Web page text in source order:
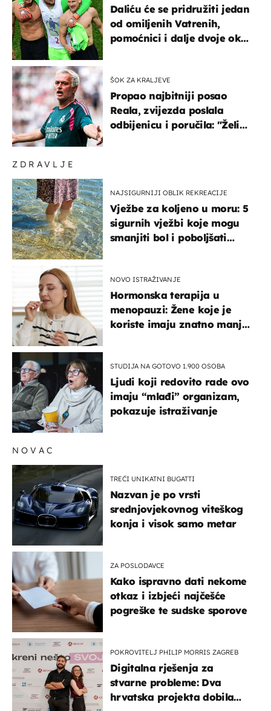
ZDRAVLJE
NAJSIGURNIJI OBLIK REKREACIJE
Vježbe za koljeno u moru: 5
sigurnih vježbi koje mogu
smanjiti bol i poboljšati
NOVO ISTRAŽIVANJE
Hormonska terapija u
menopauzi: Žene koje je
koriste imaju znatno manji
STUDIJA NA GOTOVO 1.900 OSOBA
Ljudi koji redovito rade ovo
imaju “mlađi” organizam,
pokazuje istraživanje
Daliću će se pridružiti jedan
od omiljenih Vatrenih,
pomoćnici i dalje dvoje oko
ŠOK ZA KRALJEVE
Propao najbitniji posao
Reala, zvijezda poslala
odbijenicu i poručila: "Želim
NOVAC
TREĆI UNIKATNI BUGATTI
Nazvan je po vrsti
srednjovjekovnog viteškog
konja i visok samo metar
ZA POSLODAVCE
Kako ispravno dati nekome
otkaz i izbjeći najčešće
pogreške te sudske sporove
POKROVITELJ PHILIP MORRIS ZAGREB
Digitalna rješenja za
stvarne probleme: Dva
hrvatska projekta dobila